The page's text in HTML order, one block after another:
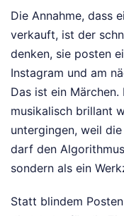
Die Annahme, dass
verkauft, ist der
denken, sie posten
Instagram und am
Das ist ein
musikalisch brillant
untergingen, weil
darf den
sondern als ein
Statt blindem